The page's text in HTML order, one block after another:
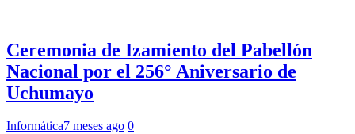
Ceremonia de Izamiento del Pabellón
Nacional por el 256° Aniversario de
Uchumayo
Informática7 meses ago 0